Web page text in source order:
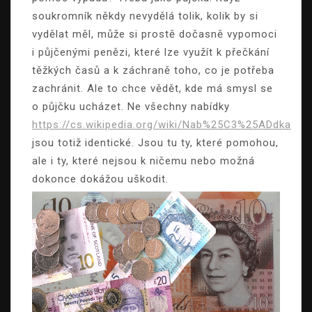
soukromník někdy nevydělá tolik, kolik by si
vydělat měl, může si prostě dočasně vypomoci
i půjčenými penězi, které lze využít k přečkání
těžkých časů a k záchraně toho, co je potřeba
zachránit. Ale to chce vědět, kde má smysl se
o půjčku ucházet. Ne všechny nabídky
https://cs.wikipedia.org/wiki/Nab%25C3%25ADdka
jsou totiž identické. Jsou tu ty, které pomohou,
ale i ty, které nejsou k ničemu nebo možná
dokonce dokážou uškodit.